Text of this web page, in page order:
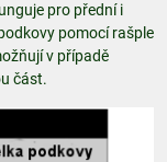
pro přední i
pomocí rašple
v případě
část.